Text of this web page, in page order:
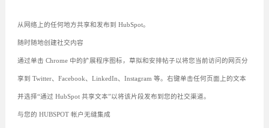
从网络上的任何地方共享和发布到 HubSpot。
随时随地创建社交内容
通过单击 Chrome 中的扩展程序图标，草拟和安排帖子以将您当前访问的网页分
享到 Twitter、Facebook、LinkedIn、Instagram 等。右键单击任何页面上的文本
并选择“通过 HubSpot 共享文本”以将该片段发布到您的社交渠道。
与您的 HUBSPOT 帐户无缝集成